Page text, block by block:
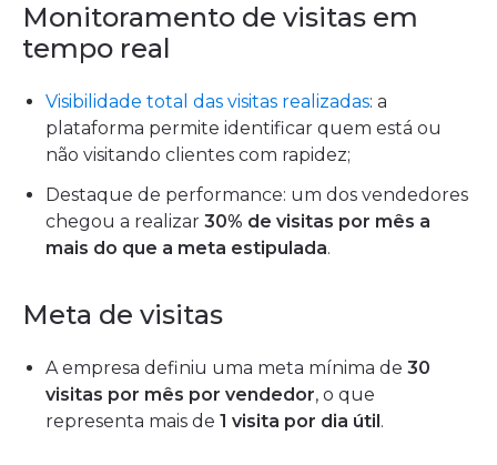
Monitoramento de visitas em
tempo real
Visibilidade total das visitas realizadas: a
plataforma permite identificar quem está ou
não visitando clientes com rapidez;
Destaque de performance: um dos vendedores
chegou a realizar 30% de visitas por mês a
mais do que a meta estipulada.
Meta de visitas
A empresa definiu uma meta mínima de 30
visitas por mês por vendedor, o que
representa mais de 1 visita por dia útil.